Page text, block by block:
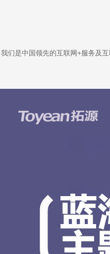
我们是中国领先的互联网+服务及